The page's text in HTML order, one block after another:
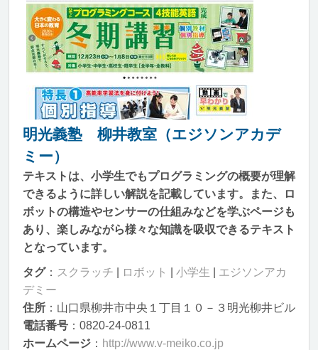
明光義塾 柳井教室（エジソンアカデ
ミー）
テキストは、小学生でもプログラミングの概要が理解
できるように詳しい解説を記載しています。また、ロ
ボットの構造やセンサーの仕組みなどを学ぶページも
あり、楽しみながら様々な知識を吸収できるテキスト
となっています。
タグ： スクラッチ ロボット 小学生
エジソンアカ
デミー
住所 ：山口県柳井市中央１丁目１０－３明光柳井ビル
電話番号 ：0820-24-0811
ホームページ ： http://www.v-meiko.co.jp